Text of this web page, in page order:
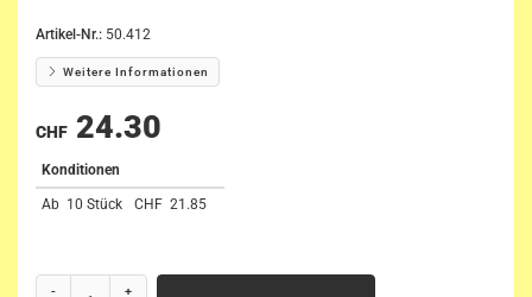
Artikel-Nr.: 50.412
Weitere Informationen
CHF 24.30
Konditionen
Ab 10 Stück CHF 21.85
- +